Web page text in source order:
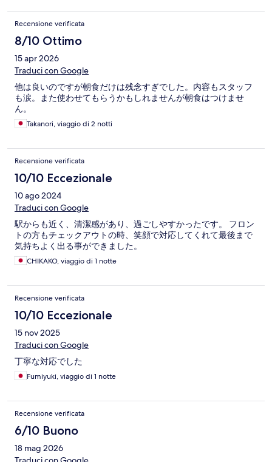
Recensione verificata
8/10 Ottimo
15 apr 2026
Traduci con Google
他は良いのですが朝食だけは残念すぎでした。内容もスタッフ
も涙。また使わせてもらうかもしれませんが朝食はつけませ
ん。
Takanori, viaggio di 2 notti
Recensione verificata
10/10 Eccezionale
10 ago 2024
Traduci con Google
駅からも近く、清潔感があり、過ごしやすかったです。 フロン
トの方もチェックアウトの時、笑顔で対応してくれて最後まで
気持ちよく出る事ができました。
CHIKAKO, viaggio di 1 notte
Recensione verificata
10/10 Eccezionale
15 nov 2025
Traduci con Google
丁寧な対応でした
Fumiyuki, viaggio di 1 notte
Recensione verificata
6/10 Buono
18 mag 2026